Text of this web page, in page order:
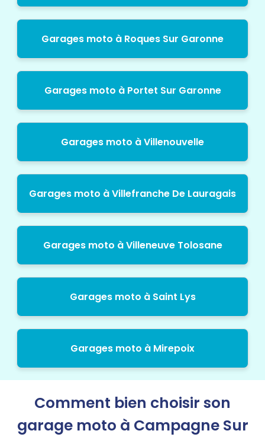
Garages moto à Roques Sur Garonne
Garages moto à Portet Sur Garonne
Garages moto à Villenouvelle
Garages moto à Villefranche De Lauragais
Garages moto à Villeneuve Tolosane
Garages moto à Saint Lys
Garages moto à Mirepoix
Comment bien choisir son
garage moto à Campagne Sur